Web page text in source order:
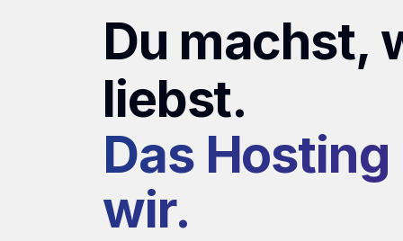
Du machst,
liebst.
Das
wir.